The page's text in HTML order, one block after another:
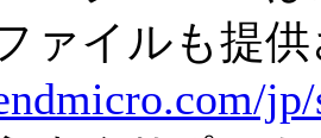
ァイルも提